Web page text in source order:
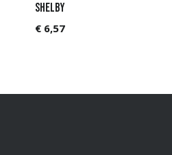
Shelby
€ 6,57